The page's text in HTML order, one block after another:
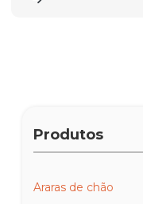
Produtos
Araras de chão